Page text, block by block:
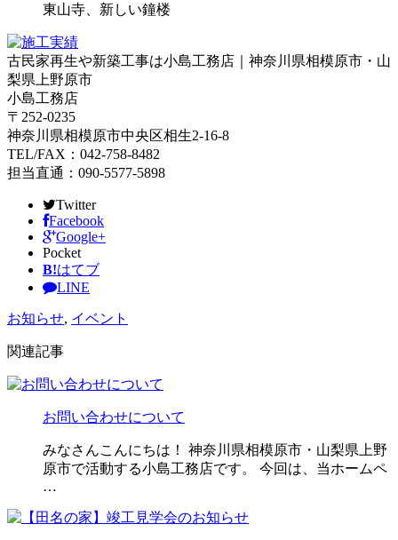
東山寺、新しい鐘楼
古民家再生や新築工事は小島工務店｜神奈川県相模原市・山
梨県上野原市
小島工務店
〒252-0235
神奈川県相模原市中央区相生2-16-8
TEL/FAX：042-758-8482
担当直通：090-5577-5898
Twitter
Facebook
Google+
Pocket
B!はてブ
LINE
お知らせ, イベント
関連記事
お問い合わせについて
みなさんこんにちは！ 神奈川県相模原市・山梨県上野
原市で活動する小島工務店です。 今回は、当ホームペ
…